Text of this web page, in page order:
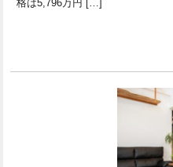
格は5,796万円 […]